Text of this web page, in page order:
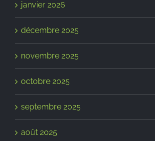
janvier 2026
décembre 2025
novembre 2025
octobre 2025
septembre 2025
août 2025